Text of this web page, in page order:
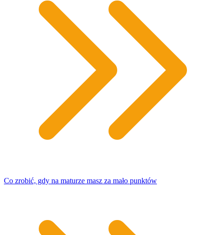
Co zrobić, gdy na maturze masz za mało punktów